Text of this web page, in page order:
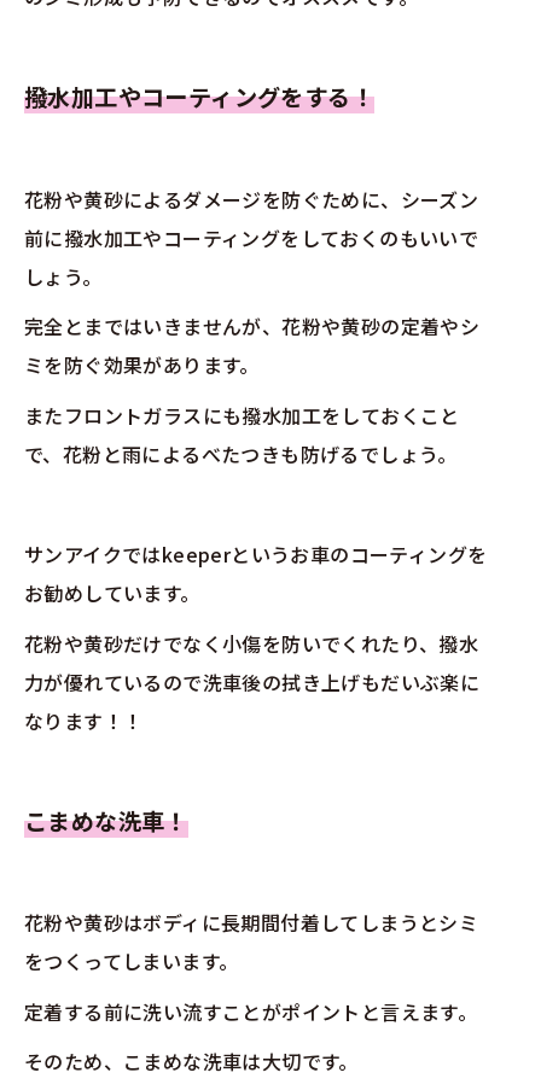
撥水加工やコーティングをする！
花粉や黄砂によるダメージを防ぐために、シーズン
前に撥水加工やコーティングをしておくのもいいで
しょう。
完全とまではいきませんが、花粉や黄砂の定着やシ
ミを防ぐ効果があります。
またフロントガラスにも撥水加工をしておくこと
で、花粉と雨によるべたつきも防げるでしょう。
サンアイクではkeeperというお車のコーティングを
お勧めしています。
花粉や黄砂だけでなく小傷を防いでくれたり、撥水
力が優れているので洗車後の拭き上げもだいぶ楽に
なります！！
こまめな洗車！
花粉や黄砂はボディに長期間付着してしまうとシミ
をつくってしまいます。
定着する前に洗い流すことがポイントと言えます。
そのため、こまめな洗車は大切です。